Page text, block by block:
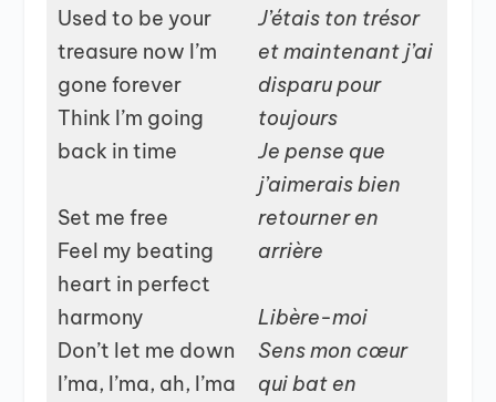
Used to be your
treasure now I’m
gone forever
Think I’m going
back in time
Set me free
Feel my beating
heart in perfect
harmony
Don’t let me down
I’ma, I’ma, ah, I’ma
J’étais ton trésor
et maintenant j’ai
disparu pour
toujours
Je pense que
j’aimerais bien
retourner en
arrière
Libère-moi
Sens mon cœur
qui bat en